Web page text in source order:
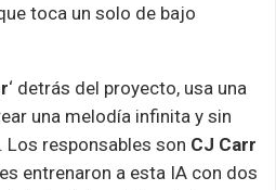
toca un solo de bajo
‘ detrás del proyecto, usa una
una melodía infinita y sin
responsables son CJ Carr
entrenaron a esta IA con dos